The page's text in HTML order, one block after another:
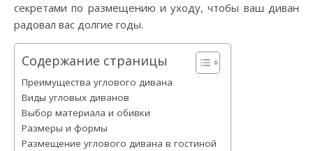
секретами по размещению и уходу, чтобы ваш диван
радовал вас долгие годы.
Содержание страницы
Преимущества углового дивана
Виды угловых диванов
Выбор материала и обивки
Размеры и формы
Размещение углового дивана в гостиной